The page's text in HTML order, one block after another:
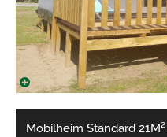
Mobilheim Standard